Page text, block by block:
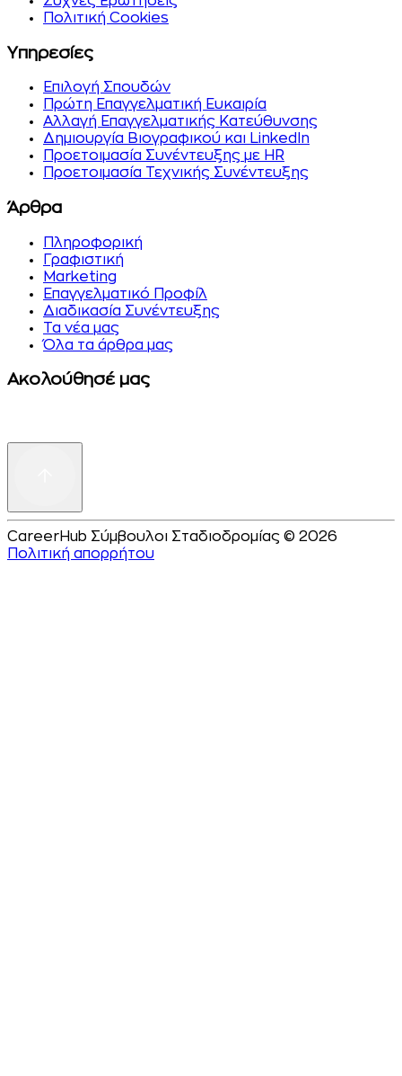
Πολιτική Cookies
Υπηρεσίες
Επιλογή Σπουδών
Πρώτη Επαγγελματική Ευκαιρία
Αλλαγή Επαγγελματικής Κατεύθυνσης
Δημιουργία Βιογραφικού και LinkedIn
Προετοιμασία Συνέντευξης με HR
Προετοιμασία Τεχνικής Συνέντευξης
Άρθρα
Πληροφορική
Γραφιστική
Marketing
Επαγγελματικό Προφίλ
Διαδικασία Συνέντευξης
Τα νέα μας
Όλα τα άρθρα μας
Ακολούθησέ μας
CareerHub Σύμβουλοι Σταδιοδρομίας © 2026
Πολιτική απορρήτου